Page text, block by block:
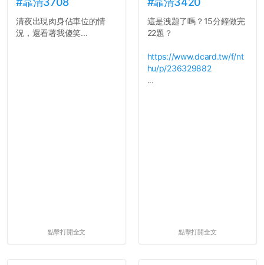
反正老人我明天就要搬離新
竹，之後如何發展與我無
吧XD，祝學弟妹們修課順利
~~...
清夜出現肉身佔車位的情
況，還看著我傻笑...
點擊打開全文
這是洩題了嗎？15分鐘做完
22題？
https://www.dcard.tw/f/nt
hu/p/236329882
...
點擊打開全文